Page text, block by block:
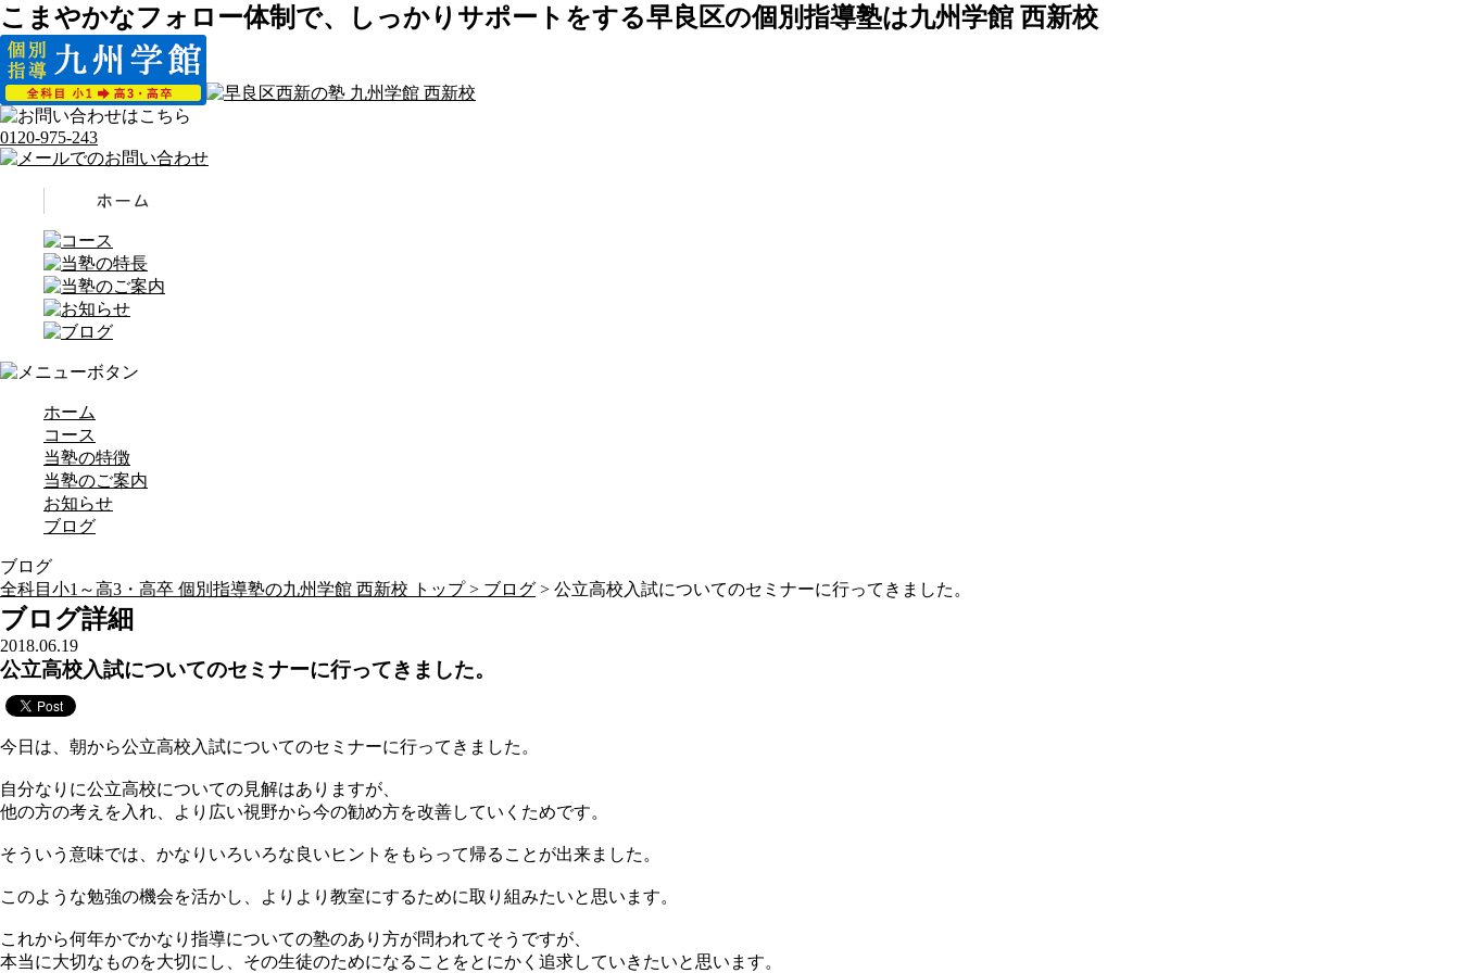
こまやかなフォロー体制で、しっかりサポートをする早良区の個別指導塾は九州学館 西新校
0120-975-243
ホーム
コース
当塾の特徴
当塾のご案内
お知らせ
ブログ
ブログ
全科目小1～高3・高卒 個別指導塾の九州学館 西新校 トップ > ブログ > 公立高校入試についてのセミナーに行ってきました。
ブログ詳細
2018.06.19
公立高校入試についてのセミナーに行ってきました。
今日は、朝から公立高校入試についてのセミナーに行ってきました。
自分なりに公立高校についての見解はありますが、
他の方の考えを入れ、より広い視野から今の勧め方を改善していくためです。
そういう意味では、かなりいろいろな良いヒントをもらって帰ることが出来ました。
このような勉強の機会を活かし、よりより教室にするために取り組みたいと思います。
これから何年かでかなり指導についての塾のあり方が問われてそうですが、
本当に大切なものを大切にし、その生徒のためになることをとにかく追求していきたいと思います。